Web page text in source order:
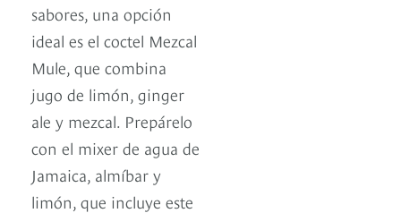
sabores, una opción
ideal es el coctel Mezcal
Mule, que combina
jugo de limón, ginger
ale y mezcal. Prepárelo
con el mixer de agua de
Jamaica, almíbar y
limón, que incluye este